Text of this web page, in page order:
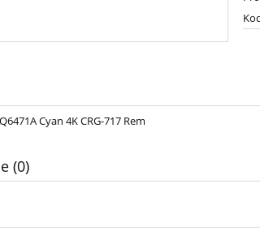
Cyan 4K CRG-717 Rem
(0)